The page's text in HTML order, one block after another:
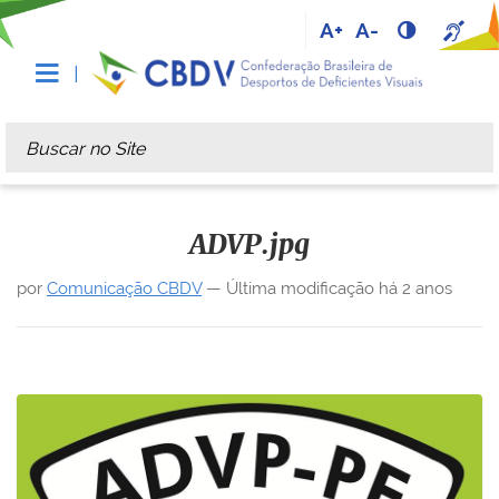
A+ A-
Busca
Busca Avançada…
ADVP.jpg
por Comunicação CBDV— Última modificação há 2 anos